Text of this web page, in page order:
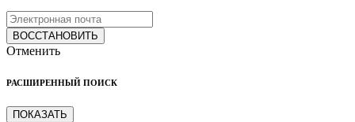
ВОССТАНОВИТЬ
Отменить
РАСШИРЕННЫЙ ПОИСК
ПОКАЗАТЬ